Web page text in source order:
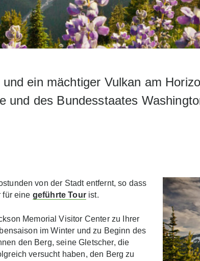
ein mächtiger Vulkan am
und des Bundesstaates
von der Stadt entfernt, so dass
für eine geführte Tourist.
Memorial Visitor Center zu Ihrer
im Winter und zu Beginn des
den Berg, seine Gletscher, die
versucht haben, den Berg zu